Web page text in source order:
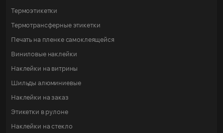
Термоэтикетки
Термотрансферные этикетки
Печать на пленке самоклеящейся
Виниловые наклейки
Наклейки на витрины
Шильды алюминиевые
Наклейки на заказ
Этикетки в рулоне
Наклейки на стекло